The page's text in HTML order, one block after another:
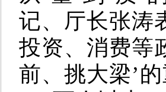
记、厅长张涛
投资、消费等
前、挑大梁’